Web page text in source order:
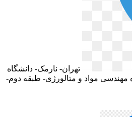
تهران- نارمک- دانشگاه
مواد و متالورژی- طبقه دوم-